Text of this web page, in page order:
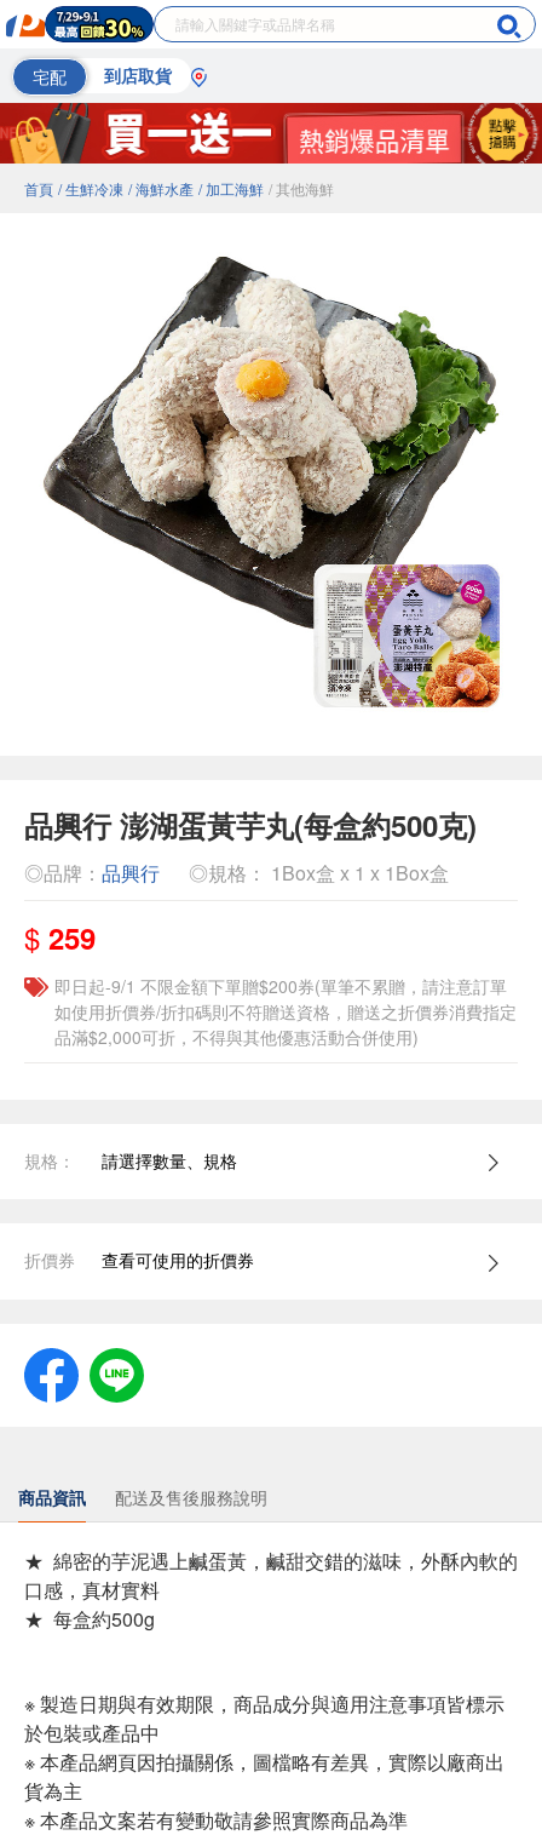
宅配 到店取貨
首頁 / 生鮮冷凍 / 海鮮水產 / 加工海鮮 / 其他海鮮
品興行 澎湖蛋黃芋丸(每盒約500克)
◎品牌： 品興行 ◎規格： 1Box盒 x 1 x 1Box盒
$ 259
即日起-9/1 不限金額下單贈$200券(單筆不累贈，請注意訂單
如使用折價券/折扣碼則不符贈送資格，贈送之折價券消費指定
品滿$2,000可折，不得與其他優惠活動合併使用)
規格： 請選擇數量、規格
折價券 查看可使用的折價券
商品資訊 配送及售後服務說明
★ 綿密的芋泥遇上鹹蛋黃，鹹甜交錯的滋味，外酥內軟的
口感，真材實料
★ 每盒約500g
※ 製造日期與有效期限，商品成分與適用注意事項皆標示
於包裝或產品中
※ 本產品網頁因拍攝關係，圖檔略有差異，實際以廠商出
貨為主
※ 本產品文案若有變動敬請參照實際商品為準